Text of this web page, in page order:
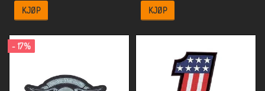
KJØP KJØP
- 17%